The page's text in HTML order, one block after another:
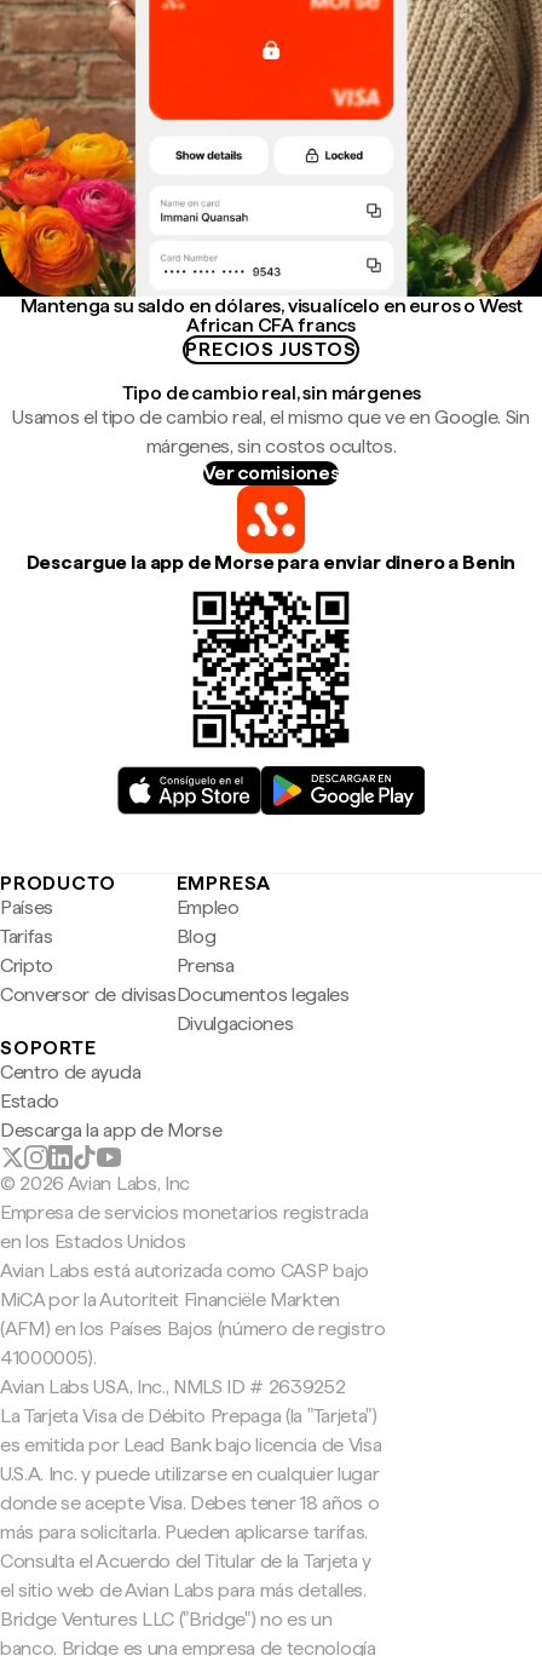
Mantenga su saldo en dólares, visualícelo en euros o West
African CFA francs
PRECIOS JUSTOS
Tipo de cambio real, sin márgenes
Usamos el tipo de cambio real, el mismo que ve en Google. Sin
márgenes, sin costos ocultos.
Ver comisiones
Descargue la app de Morse para enviar dinero a Benin
PRODUCTO
Países
Tarifas
Cripto
Conversor de divisas
EMPRESA
Empleo
Blog
Prensa
Documentos legales
Divulgaciones
SOPORTE
Centro de ayuda
Estado
Descarga la app de Morse
© 2026 Avian Labs, Inc
Empresa de servicios monetarios registrada
en los Estados Unidos
Avian Labs está autorizada como CASP bajo
MiCA por la Autoriteit Financiële Markten
(AFM) en los Países Bajos (número de registro
41000005).
Avian Labs USA, Inc., NMLS ID # 2639252
La Tarjeta Visa de Débito Prepaga (la "Tarjeta")
es emitida por Lead Bank bajo licencia de Visa
U.S.A. Inc. y puede utilizarse en cualquier lugar
donde se acepte Visa. Debes tener 18 años o
más para solicitarla. Pueden aplicarse tarifas.
Consulta el Acuerdo del Titular de la Tarjeta y
el sitio web de Avian Labs para más detalles.
Bridge Ventures LLC ("Bridge") no es un
banco. Bridge es una empresa de tecnología